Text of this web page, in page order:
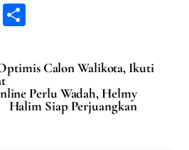
X
ar
e
Calon Walikota, Ikuti
Perlu Wadah, Helmy
Halim Siap Perjuangkan